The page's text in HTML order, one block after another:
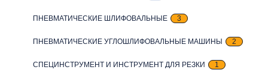
ПНЕВМАТИЧЕСКИЕ ШЛИФОВАЛЬНЫЕ 3
ПНЕВМАТИЧЕСКИЕ УГЛОШЛИФОВАЛЬНЫЕ МАШИНЫ 2
СПЕЦИНСТРУМЕНТ И ИНСТРУМЕНТ ДЛЯ РЕЗКИ 1